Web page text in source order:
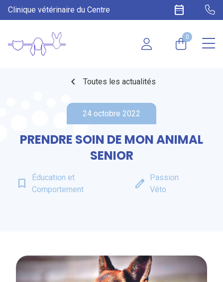
Clinique vétérinaire du Centre date_range
0
chevron_left Toutes les actualités
24 octobre 2022
PRENDRE SOIN DE MON ANIMAL
SENIOR
bookmark_border
Éducation et
Comportement
edit
Passion
Véto